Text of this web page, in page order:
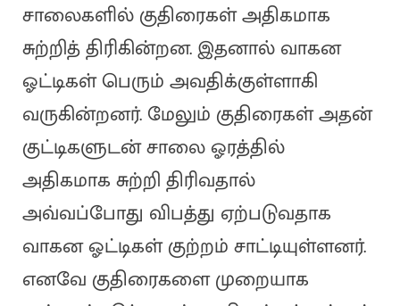
சாலைகளில் குதிரைகள் அதிகமாக
சுற்றித் திரிகின்றன. இதனால் வாகன
ஓட்டிகள் பெரும் அவதிக்குள்ளாகி
வருகின்றனர். மேலும் குதிரைகள் அதன்
குட்டிகளுடன் சாலை ஓரத்தில்
அதிகமாக சுற்றி திரிவதால்
அவ்வப்போது விபத்து ஏற்படுவதாக
வாகன ஓட்டிகள் குற்றம் சாட்டியுள்ளனர்.
எனவே குதிரைகளை முறையாக